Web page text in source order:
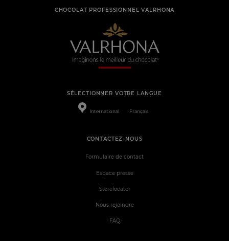
CHOCOLAT PROFESSIONNEL VALRHONA
SÉLECTIONNER VOTRE LANGUE
International Français
CONTACTEZ-NOUS
Formulaire de contact
Espace presse
Storelocator
Nous rejoindre
FAQ